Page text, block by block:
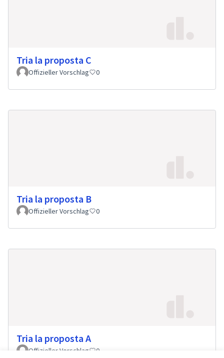
Tria la proposta C
Offizieller Vorschlag 0
Tria la proposta B
Offizieller Vorschlag 0
Tria la proposta A
Offizieller Vorschlag 0